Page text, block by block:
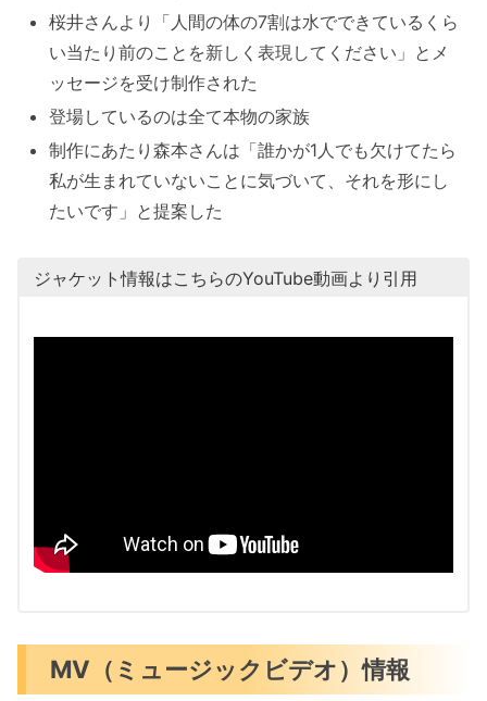
桜井さんより「人間の体の7割は水でできているくら
い当たり前のことを新しく表現してください」とメ
ッセージを受け制作された
登場しているのは全て本物の家族
制作にあたり森本さんは「誰かが1人でも欠けてたら
私が生まれていないことに気づいて、それを形にし
たいです」と提案した
ジャケット情報はこちらのYouTube動画より引用
MV（ミュージックビデオ）情報